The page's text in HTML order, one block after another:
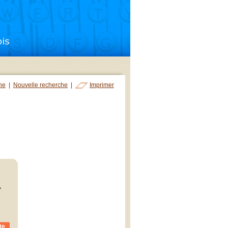
Nouvelle recherche Imprimer